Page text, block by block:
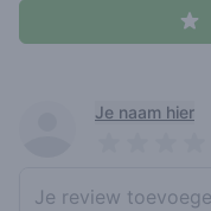
Recent reviews
Je naam hier